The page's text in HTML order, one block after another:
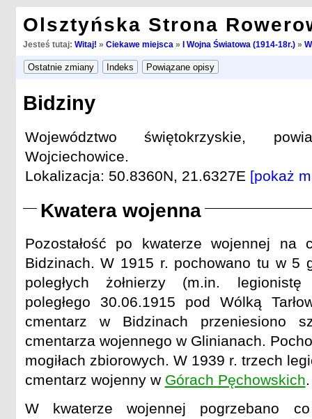
Olsztyńska Strona
Jesteś tutaj: Witaj! » Ciekawe miejsca » I Wojna Światowa (1914-18r.)»
Bidziny
Województwo świętokrzyskie,
Wojciechowice.
Lokalizacja: 50.8360N, 21.6327E [pokaż
Kwatera wojenna
Pozostałość po kwaterze wojennej na
Bidzinach. W 1915 r. pochowano tu w 5
poległych żołnierzy (m.in. legionistę
poległego 30.06.1915 pod Wólką
cmentarz w Bidzinach przeniesiono
cmentarza wojennego w Glinianach.
mogiłach zbiorowych. W 1939 r. trzech
cmentarz wojenny w Górach Pęchowskich.
W kwaterze wojennej pogrzebano